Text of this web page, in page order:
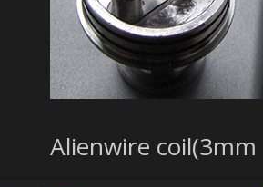
Alienwire